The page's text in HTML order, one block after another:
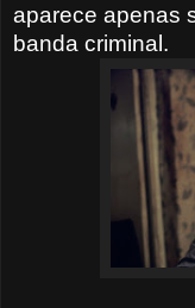
aparece apenas
banda criminal.